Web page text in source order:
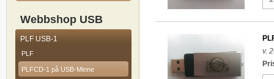
Webbshop USB
PLF USB-1
PLF
PLFCD-1 på USB-Minne
v.